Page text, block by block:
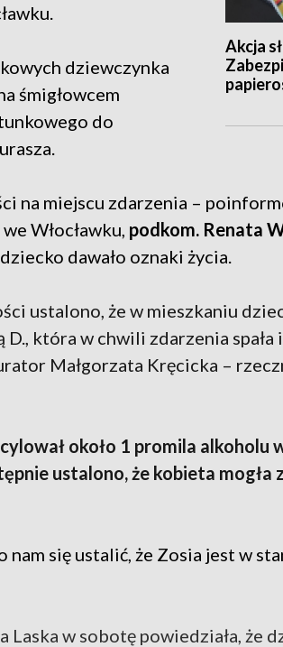
Akcja
dziewczynka
śmigłowcem
do
na miejscu zdarzenia –
Włocławku, podkom. Renata
dawało oznaki życia.
ustalono, że w mieszkaniu
która w chwili zdarzenia spała i
Małgorzata Kręcicka –
około 1 promila alkoholu
ustalono, że kobieta mogła
nam się ustalić, że Zosia jest w
Laska w sobotę powiedziała, że